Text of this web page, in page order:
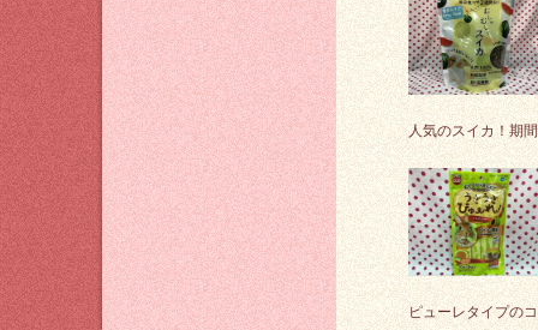
人気のスイカ！期
ピューレタイプの